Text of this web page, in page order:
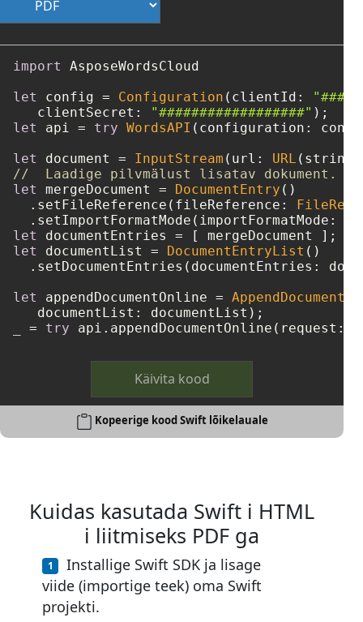
import
AsposeWordsCloud
let
config = Configuration (clientId:
   clientSecret:
"##################"
let
api = try WordsAPI (configuration:
let
document = InputStream (url: URL
//  Laadige pilvmälust lisatav dokument.
let
mergeDocument = DocumentEntry ()
  .setFileReference(fileReference:
  .setImportFormatMode(importFormatMode:
let
documentEntries =
let
documentList = DocumentEntryList ()
.setDocumentEntries(documentEntries:
let
appendDocumentOnline =
= try
Käivita kood
Kopeerige kood Swift lõikelauale
Kuidas kasutada Swift i HTML
i liitmiseks PDF ga
Installige Swift SDK ja lisage
viide (importige teek) oma Swift
projekti.